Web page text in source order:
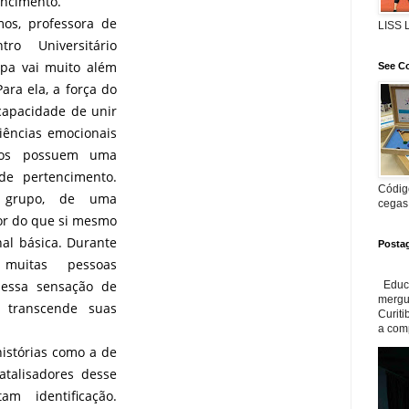
professora de
Universitário
vai muito além
ela, a força do
de unir
emocionais
possuem uma
pertencimento.
de uma
do que si mesmo
básica. Durante
pessoas
sensação de
suas
como a de
desse
identificação.
LISS
See
cegas
a